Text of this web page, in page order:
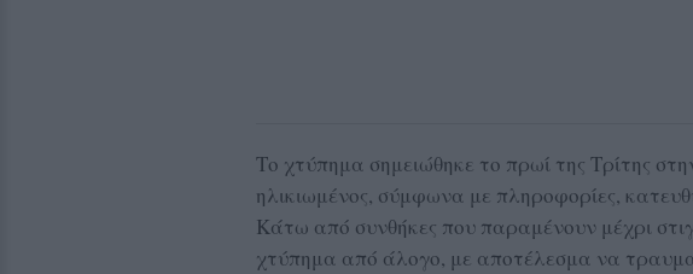
Το χτύπημα σημειώθηκε το πρωί της Τρίτης
ηλικιωμένος, σύμφωνα με πληροφορίες,
Κάτω από συνθήκες που παραμένουν μέχρι
χτύπημα από άλογο, με αποτέλεσμα να